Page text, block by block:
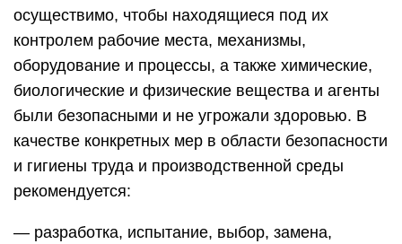
осуществимо, чтобы находящиеся под их
контролем рабочие места, механизмы,
оборудование и процессы, а также химические,
биологические и физические вещества и агенты
были безопасными и не угрожали здоровью. В
качестве конкретных мер в области безопасности
и гигиены труда и производственной среды
рекомендуется:
— разработка, испытание, выбор, замена,